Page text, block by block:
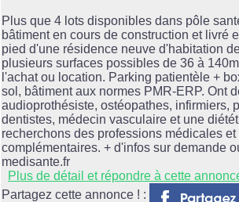
Plus que 4 lots disponibles dans pôle
bâtiment en cours de construction et livré
pied d'une résidence neuve d'habitation
plusieurs surfaces possibles de 36 à
l'achat ou location. Parking patientèle +
sol, bâtiment aux normes PMR-ERP. Ont
audioprothésiste, ostéopathes, infirmiers,
dentistes, médecin vasculaire et une
recherchons des professions médicales
complémentaires. + d'infos sur demande
medisante.fr
Plus de détail et répondre à cette
Partagez cette annonce ! :